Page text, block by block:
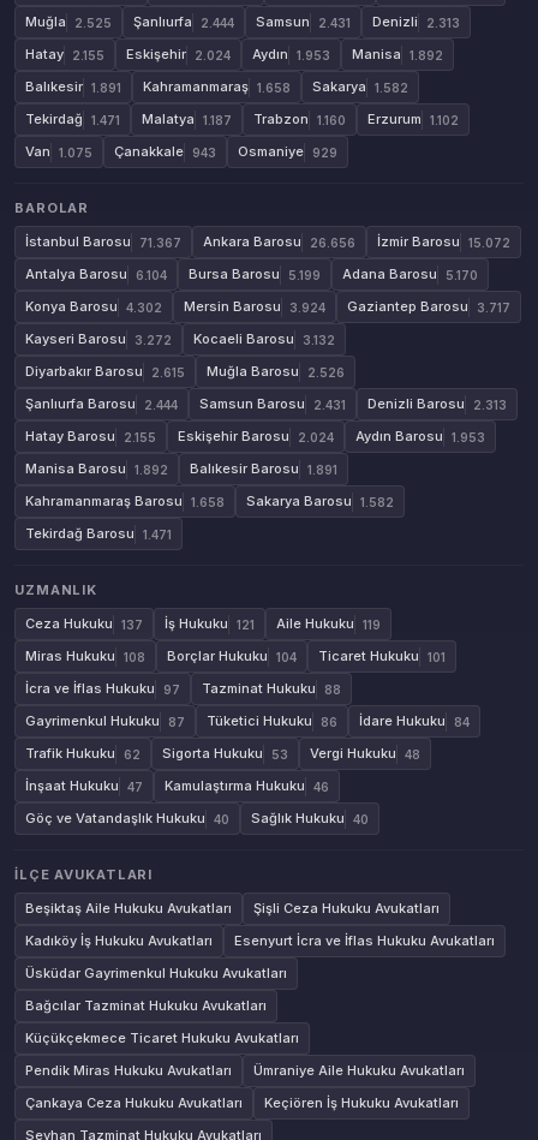
Muğla 2.525 Şanlıurfa 2.444 Samsun 2.431 Denizli 2.313
Hatay 2.155 Eskişehir 2.024 Aydın 1.953 Manisa 1.892
Balıkesir 1.891 Kahramanmaraş 1.658 Sakarya 1.582
Tekirdağ 1.471 Malatya 1.187 Trabzon 1.160 Erzurum 1.102
Van 1.075 Çanakkale 943 Osmaniye 929
BAROLAR
İstanbul Barosu
71.367 Ankara Barosu 26.656 İzmir Barosu 15.072
Antalya Barosu 6.104 Bursa Barosu 5.199 Adana Barosu 5.170
Konya Barosu 4.302 Mersin Barosu 3.924 Gaziantep Barosu 3.717
Kayseri Barosu 3.272 Kocaeli Barosu 3.132
Diyarbakır Barosu 2.615 Muğla Barosu 2.526
Şanlıurfa Barosu 2.444 Samsun Barosu 2.431 Denizli Barosu 2.313
Hatay Barosu 2.155 Eskişehir Barosu 2.024 Aydın Barosu 1.953
Manisa Barosu 1.892 Balıkesir Barosu 1.891
Kahramanmaraş Barosu 1.658 Sakarya Barosu 1.582
Tekirdağ Barosu 1.471
UZMANLIK
Ceza Hukuku
137 İş Hukuku 121 Aile Hukuku 119
Miras Hukuku 108 Borçlar Hukuku 104 Ticaret Hukuku 101
İcra ve İflas Hukuku 97 Tazminat Hukuku 88
Gayrimenkul Hukuku 87 Tüketici Hukuku 86 İdare Hukuku 84
Trafik Hukuku 62 Sigorta Hukuku 53 Vergi Hukuku 48
İnşaat Hukuku 47 Kamulaştırma Hukuku 46
Göç ve Vatandaşlık Hukuku 40 Sağlık Hukuku 40
İLÇE AVUKATLARI
Beşiktaş Aile Hukuku Avukatları
Şişli Ceza Hukuku Avukatları
Kadıköy İş Hukuku Avukatları
Esenyurt İcra ve İflas Hukuku Avukatları
Üsküdar Gayrimenkul Hukuku Avukatları
Bağcılar Tazminat Hukuku Avukatları
Küçükçekmece Ticaret Hukuku Avukatları
Pendik Miras Hukuku Avukatları
Ümraniye Aile Hukuku Avukatları
Çankaya Ceza Hukuku Avukatları
Keçiören İş Hukuku Avukatları
Seyhan Tazminat Hukuku Avukatları